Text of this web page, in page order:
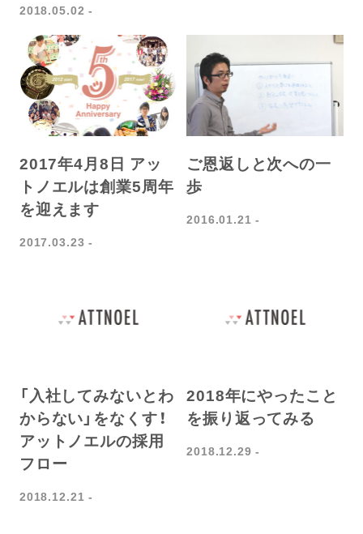
2018.05.02
2017年4月8日 アッ
トノエルは創業5周年
を迎えます
2017.03.23
ご恩返しと次への一
歩
2016.01.21
「入社してみないとわ
からない」をなくす！
アットノエルの採用
フロー
2018.12.21
2018年にやったこと
を振り返ってみる
2018.12.29